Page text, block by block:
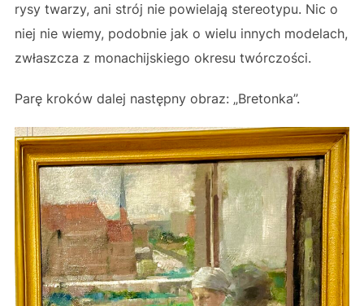
rysy twarzy, ani strój nie powielają stereotypu. Nic o
niej nie wiemy, podobnie jak o wielu innych modelach,
zwłaszcza z monachijskiego okresu twórczości.
Parę kroków dalej następny obraz: „Bretonka”.